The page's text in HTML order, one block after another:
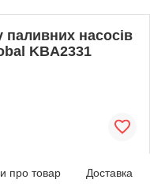
паливних насосів
KBA2331
про товар Доставка